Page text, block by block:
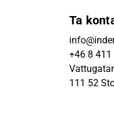
Ta
+46 8 411
111 52